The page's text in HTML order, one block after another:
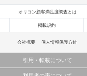
オリコン顧客満足度調査とは
掲載規約
会社概要 個人情報保護方針
引用・転載について